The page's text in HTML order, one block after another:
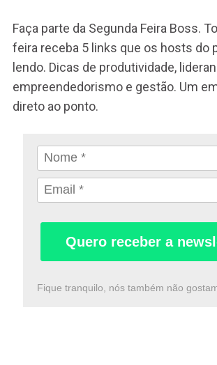
Faça parte da Segunda Feira Boss.
feira receba 5 links que os hosts do
lendo. Dicas de produtividade,
empreendedorismo e gestão. Um
direto ao ponto.
Quero receber a
Fique tranquilo, nós também não